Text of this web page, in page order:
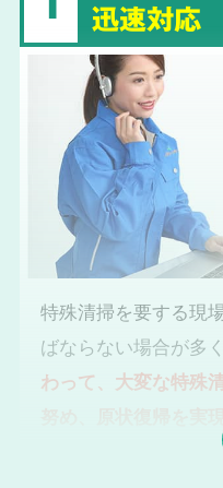
迅速対応
特殊清掃を要する現
ばならない場合が多
わって、大変な特殊